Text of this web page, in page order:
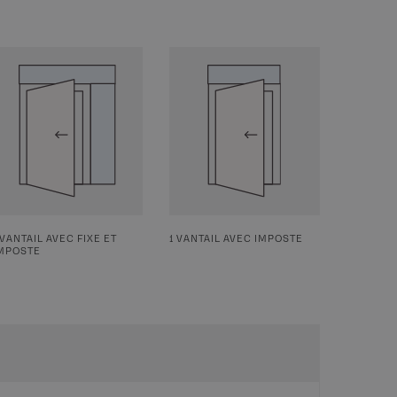
AVEC FIXE ET
1 VANTAIL AVEC IMPOSTE